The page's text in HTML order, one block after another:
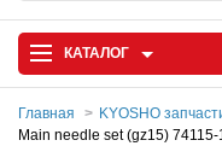
КАТАЛОГ
Главная KYOSHO
Main needle set (gz15) 74115-